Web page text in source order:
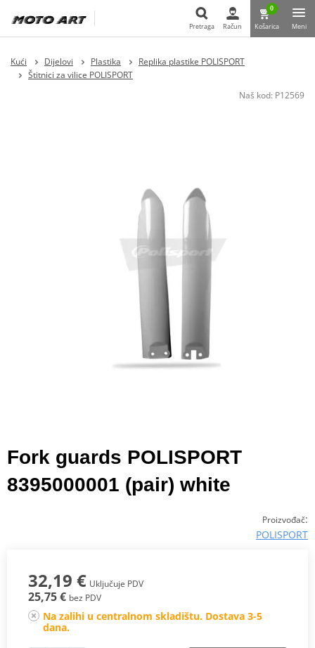
Pretraga Račun
0
Košarica Meni
Kući Dijelovi Plastika
Replika plastike POLISPORT
Štitnici za vilice POLISPORT
Naš kod: P12569
Fork guards POLISPORT
8395000001 (pair) white
Proizvođač:
POLISPORT
32,19 € Uključuje PDV
25,75 € bez PDV
Na zalihi u centralnom skladištu. Dostava 3-5
dana.